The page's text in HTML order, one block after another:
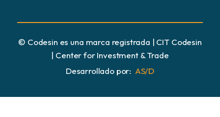
© Codesin es una marca registrada | CIT Codesin
| Center for Investment & Trade
Desarrollado por: AS/D